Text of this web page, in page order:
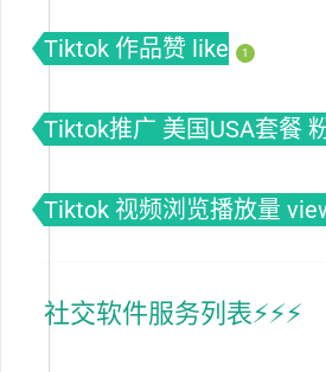
Tiktok 作品赞 like 1
Tiktok推广 美国USA套餐
Tiktok 视频浏览播放量
社交软件服务列表⚡️⚡️⚡️